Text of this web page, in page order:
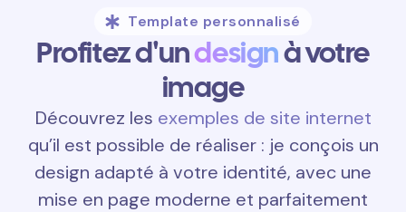
Template personnalisé
Profitez d'undesignà votre
image
Découvrez les exemples de site internet
qu’il est possible de réaliser : je conçois un
design adapté à votre identité, avec une
mise en page moderne et parfaitement